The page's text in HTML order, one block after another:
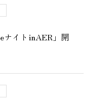
イトinAER」開